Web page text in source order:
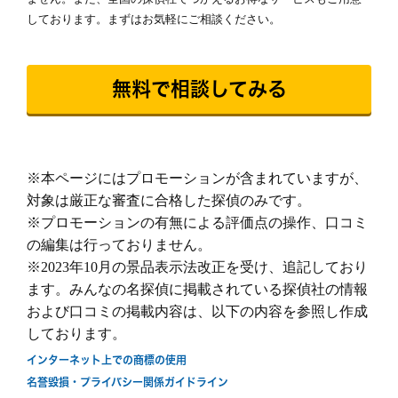
8/7
○
8/8
○
8/9
○
8/10
○
8/11
○
8/12
○
8/13
○
8/14
30秒でご案内できます
しております。まずはお気軽にご相談ください。
無料で相談してみる
※本ページにはプロモーションが含まれていますが、
対象は厳正な審査に合格した探偵のみです。
※プロモーションの有無による評価点の操作、口コミ
の編集は行っておりません。
※2023年10月の景品表示法改正を受け、追記しており
ます。みんなの名探偵に掲載されている探偵社の情報
および口コミの掲載内容は、以下の内容を参照し作成
しております。
インターネット上での商標の使用
名誉毀損・プライバシー関係ガイドライン